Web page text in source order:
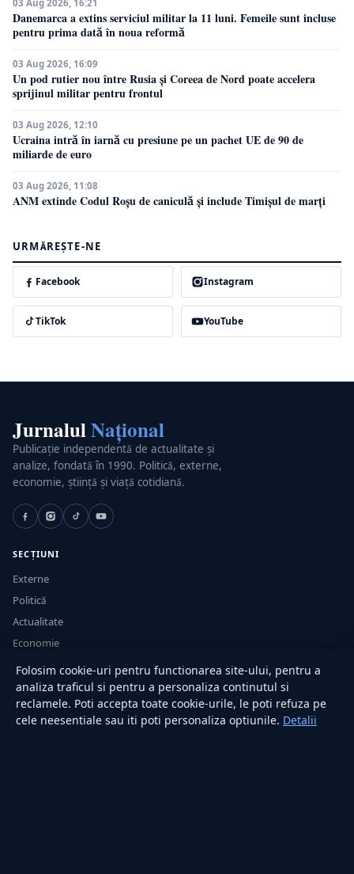
03 Aug 2026, 16:21
Danemarca a extins serviciul militar la 11 luni. Femeile sunt incluse
pentru prima dată în noua reformă
03 Aug 2026, 16:09
Un pod rutier nou între Rusia și Coreea de Nord poate accelera
sprijinul militar pentru frontul
03 Aug 2026, 12:10
Ucraina intră în iarnă cu presiune pe un pachet UE de 90 de
miliarde de euro
03 Aug 2026, 11:08
ANM extinde Codul Roșu de caniculă și include Timișul de marți
URMĂREȘTE-NE
Facebook Instagram
TikTok YouTube
JurnalulNațional
Publicație independentă de actualitate și
analize, fondată în 1990. Politică, externe,
economie, știință și viață cotidiană.
SECȚIUNI
Externe
Politică
Actualitate
Economie
Sănătate
Utile
RUBRICI
Folosim cookie-uri pentru functionarea site-ului, pentru a
analiza traficul si pentru a personaliza continutul si
reclamele. Poti accepta toate cookie-urile, le poti refuza pe
cele neesentiale sau iti poti personaliza optiunile. Detalii